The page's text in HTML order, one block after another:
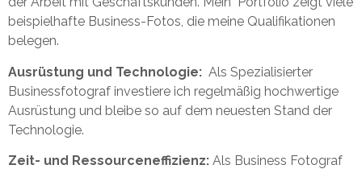
beispielhafte Business-Fotos, die meine Qualifikationen
belegen.
Ausrüstung und Technologie: Als Spezialisierter
Businessfotograf investiere ich regelmäßig hochwertige
Ausrüstung und bleibe so auf dem neuesten Stand der
Technologie.
Zeit- und Ressourceneffizienz: Als Business Fotograf